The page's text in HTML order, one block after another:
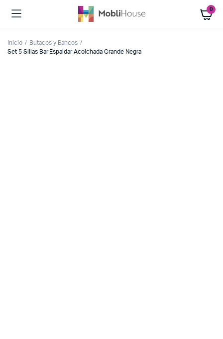
0
Inicio
Butacos y Bancos
Set 5 Sillas Bar Espaldar Acolchada Grande Negra